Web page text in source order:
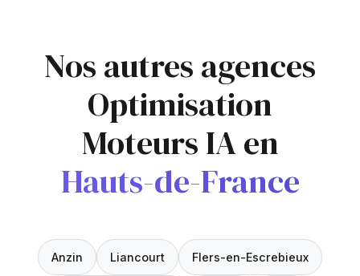
Nos autres agences
Optimisation
Moteurs IA en
Hauts-de-France
Anzin Liancourt Flers-en-Escrebieux